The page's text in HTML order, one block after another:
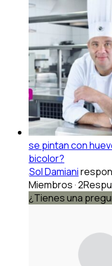
se pintan con
bicolor?
Sol Damiani
Miembros·
¿Tienes una